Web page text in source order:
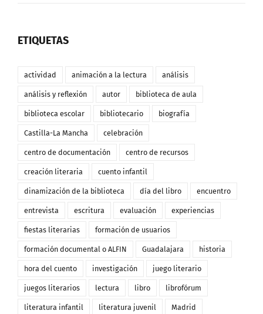
ETIQUETAS
actividad animación a la lectura análisis
análisis y reflexión autor biblioteca de aula
biblioteca escolar bibliotecario biografía
Castilla-La Mancha celebración
centro de documentación centro de recursos
creación literaria cuento infantil
dinamización de la biblioteca día del libro encuentro
entrevista escritura evaluación experiencias
fiestas literarias formación de usuarios
formación documental o ALFIN Guadalajara historia
hora del cuento investigación juego literario
juegos literarios lectura libro librofórum
literatura infantil literatura juvenil Madrid